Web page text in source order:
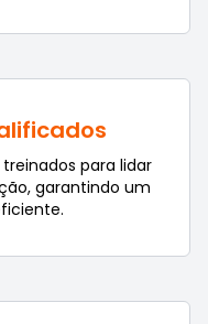
para lidar
garantindo um